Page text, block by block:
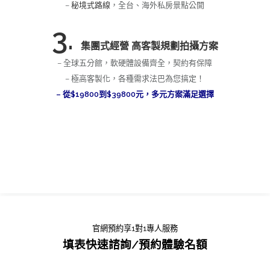
–秘境式路線 ，全台、海外私房景點公開
3. 集團式經營 高客製規劃拍攝方案
– 全球五分館，軟硬體設備齊全，契約有保障
– 極高客製化，各種需求法巴為您搞定！
– 從$19800到$39800元，多元方案滿足選擇
官網預約享1對1專人服務
填表快速諮詢/預約體驗名額